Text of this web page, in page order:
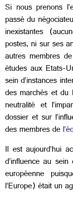
Si nous prenons
passé du
inexistantes
postes, ni sur ses
autres membres
études aux Etats-
sein d’instances
des marchés et
neutralité et
dossier et sur
des membres de
Il est aujourd’hui
d’influence au
européenne
l’Europe) était un